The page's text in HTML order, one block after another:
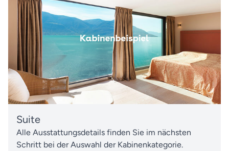
Suite
Alle Ausstattungsdetails finden Sie im nächsten
Schritt bei der Auswahl der Kabinenkategorie.